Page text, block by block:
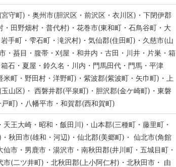
守町)・奥州市(胆沢区・前沢区・衣川区)・下閉伊郡
・田野畑村・普代村)・花巻市(東和町・石鳥谷町・大
手町・雫石町・滝沢村)・気仙郡(住田町)・久慈市(山
・蟇目・腹帯・刈屋・和井内・古田・川井・片巣・箱
石・夏屋・鈴久名・川内・門馬田代・門馬・平津
米町・野田村・洋野町)・紫波郡(紫波町・矢巾町)・上
山区)・ 西磐井郡(平泉町)・胆沢郡(金ケ崎町)・東磐
町)・八幡平市・和賀郡(西和賀町)
王大崎・昭和・飯田川)・山本郡(三種町・藤里町・
秋田市(雄和・河辺)・仙北郡(美郷町)・ 仙北市(角館
市・男鹿市・湯沢市・南秋田郡(井川町・五城目町・
市(二ツ井町)・北秋田郡(上小阿仁村)・北秋田市・ 由